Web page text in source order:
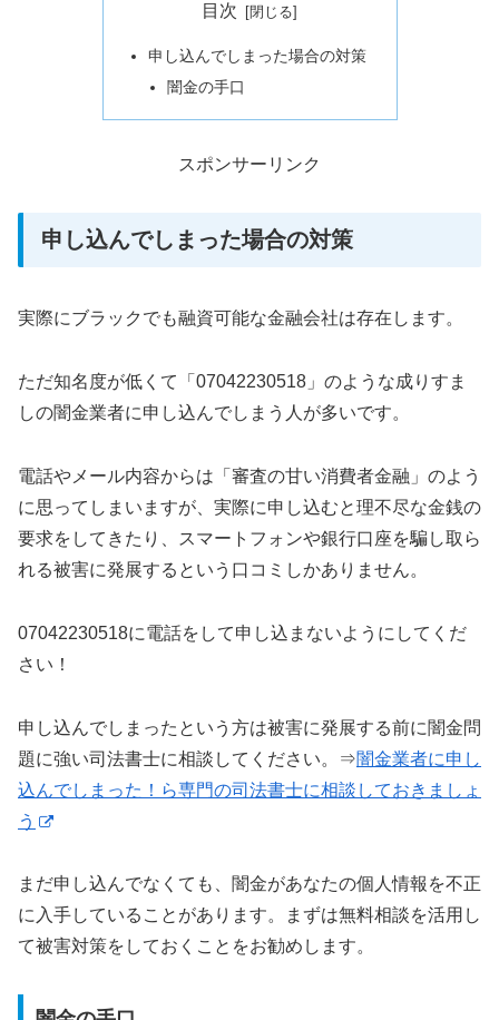
目次
申し込んでしまった場合の対策
闇金の手口
スポンサーリンク
申し込んでしまった場合の対策
実際にブラックでも融資可能な金融会社は存在します。
ただ知名度が低くて「07042230518」のような成りすま
しの闇金業者に申し込んでしまう人が多いです。
電話やメール内容からは「審査の甘い消費者金融」のよう
に思ってしまいますが、実際に申し込むと理不尽な金銭の
要求をしてきたり、スマートフォンや銀行口座を騙し取ら
れる被害に発展するという口コミしかありません。
07042230518に電話をして申し込まないようにしてくだ
さい！
申し込んでしまったという方は被害に発展する前に闇金問
題に強い司法書士に相談してください。⇒闇金業者に申し
込んでしまった！ら専門の司法書士に相談しておきましょ
う
まだ申し込んでなくても、闇金があなたの個人情報を不正
に入手していることがあります。まずは無料相談を活用し
て被害対策をしておくことをお勧めします。